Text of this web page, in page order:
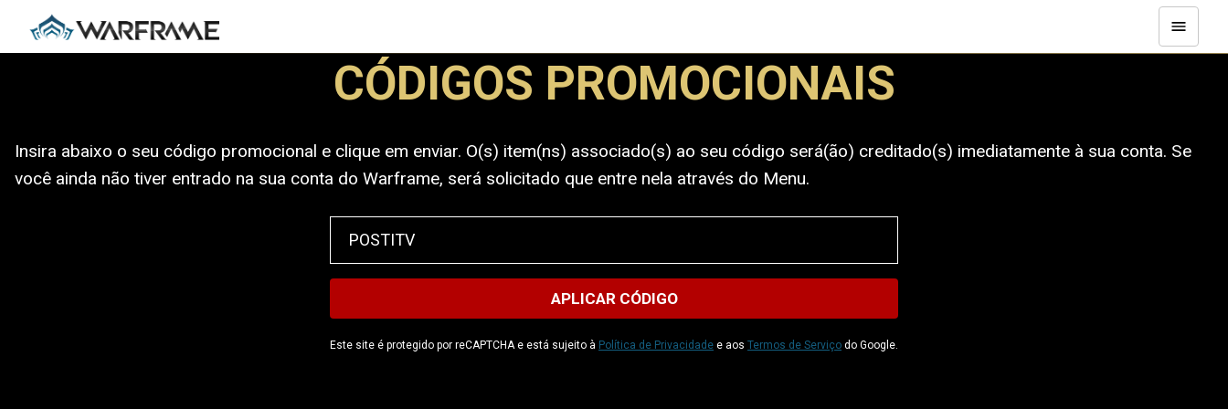
CÓDIGOS PROMOCIONAIS
Insira abaixo o seu código promocional e clique em enviar. O(s) item(ns) associado(s) ao seu código será(ão) creditado(s) imediatamente à sua conta. Se
você ainda não tiver entrado na sua conta do Warframe, será solicitado que entre nela através do Menu.
Este site é protegido por reCAPTCHA e está sujeito à Política de Privacidade e aos Termos de Serviço do Google.